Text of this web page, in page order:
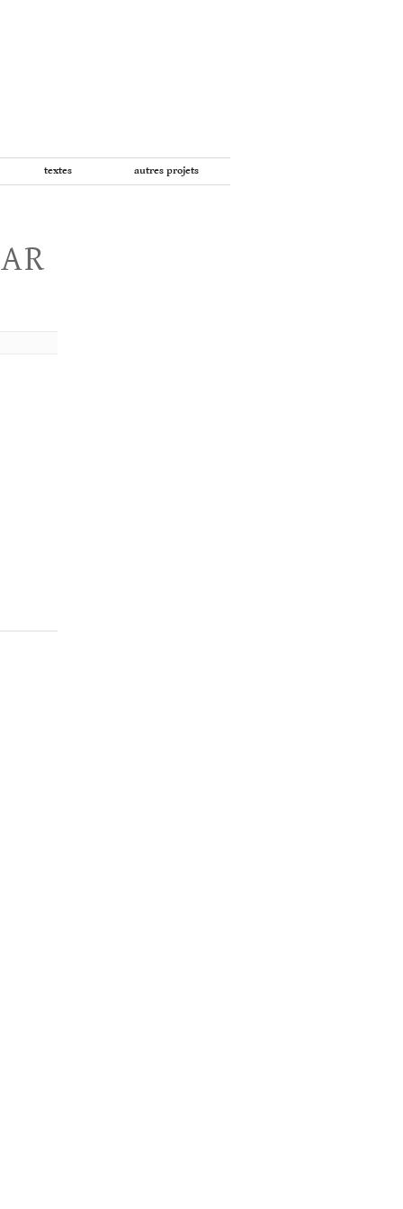
textes autres projets